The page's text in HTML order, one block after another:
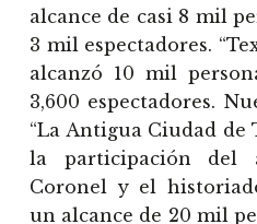
alcance de casi 8 mil
3 mil espectadores.
alcanzó 10 mil
3,600 espectadores.
“La Antigua Ciudad de
la participación del
Coronel y el
un alcance de 20 mil